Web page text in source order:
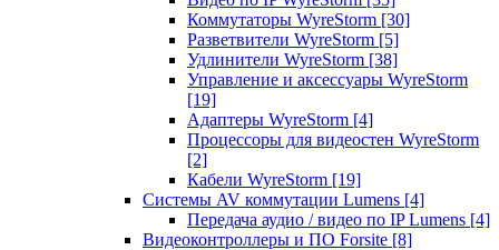
Коммутаторы WyreStorm [30]
Разветвители WyreStorm [5]
Удлинители WyreStorm [38]
Управление и аксессуары WyreStorm
[19]
Адаптеры WyreStorm [4]
Процессоры для видеостен WyreStorm
[2]
Кабели WyreStorm [19]
Системы AV коммутации Lumens [4]
Передача аудио / видео по IP Lumens [4]
Видеоконтроллеры и ПО Forsite [8]